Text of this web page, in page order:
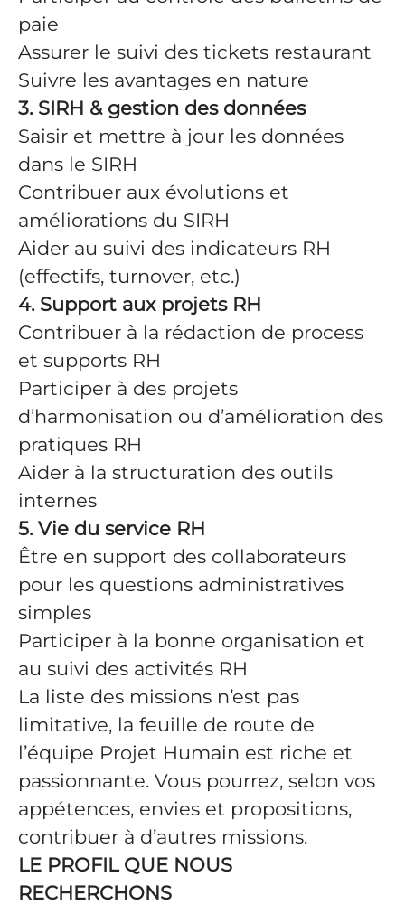
paie
Assurer le suivi des tickets restaurant
Suivre les avantages en nature
3. SIRH & gestion des données
Saisir et mettre à jour les données
dans le SIRH
Contribuer aux évolutions et
améliorations du SIRH
Aider au suivi des indicateurs RH
(effectifs, turnover, etc.)
4. Support aux projets RH
Contribuer à la rédaction de process
et supports RH
Participer à des projets
d’harmonisation ou d’amélioration des
pratiques RH
Aider à la structuration des outils
internes
5. Vie du service RH
Être en support des collaborateurs
pour les questions administratives
simples
Participer à la bonne organisation et
au suivi des activités RH
La liste des missions n’est pas
limitative, la feuille de route de
l’équipe Projet Humain est riche et
passionnante. Vous pourrez, selon vos
appétences, envies et propositions,
contribuer à d’autres missions.
LE PROFIL QUE NOUS
RECHERCHONS